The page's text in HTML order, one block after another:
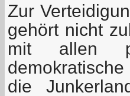
Zur
gehört nicht
mit allen
die